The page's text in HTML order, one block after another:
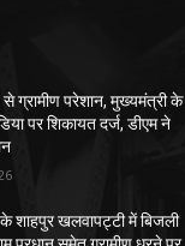
ग्रामीण परेशान, मुख्यमंत्री के
पर शिकायत दर्ज, डीएम ने
शाहपुर खलवापट्टी में बिजली